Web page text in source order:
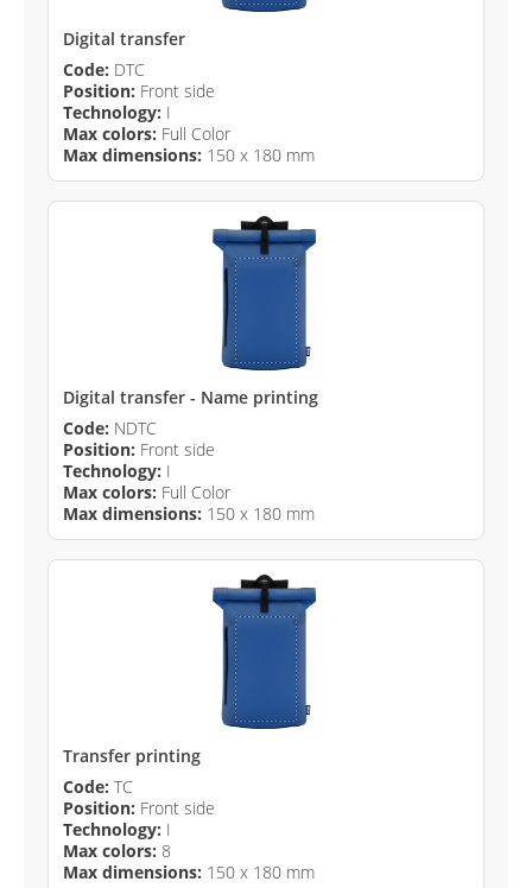
Digital transfer
Code: DTC
Position: Front side
Technology: I
Max colors: Full Color
Max dimensions: 150 x 180 mm
Digital transfer - Name printing
Code: NDTC
Position: Front side
Technology: I
Max colors: Full Color
Max dimensions: 150 x 180 mm
Transfer printing
Code: TC
Position: Front side
Technology: I
Max colors: 8
Max dimensions: 150 x 180 mm